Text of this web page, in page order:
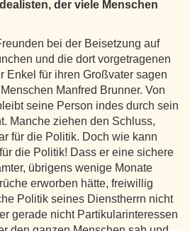
der viele Menschen
bei der Beisetzung auf
und die dort vorgetragenen
Enkel für ihren Großvater sagen
Manfred Brunner. Von
seine Person indes durch sein
Manche ziehen den Schluss,
für die Politik. Doch wie kann
die Politik! Dass er eine sichere
übrigens wenige Monate
erworben hätte, freiwillig
Politik seines Dienstherrn nicht
gerade nicht Partikularinteressen